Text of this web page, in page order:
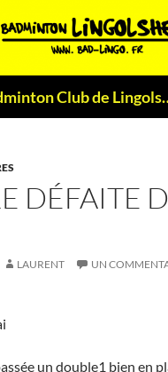
Bad-Lingo.fr –
DÉFAITE
LAURENT UN
un double1 bien en